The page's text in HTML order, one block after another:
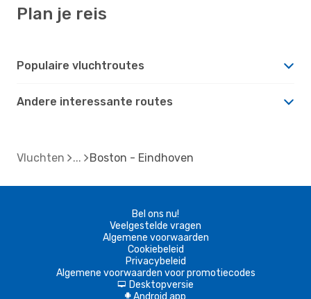
Plan je reis
Populaire vluchtroutes
Andere interessante routes
Vluchten Boston - Eindhoven
Bel ons nu!
Veelgestelde vragen
Algemene voorwaarden
Cookiebeleid
Privacybeleid
Algemene voorwaarden voor promotiecodes
d Desktopversie
A Android app